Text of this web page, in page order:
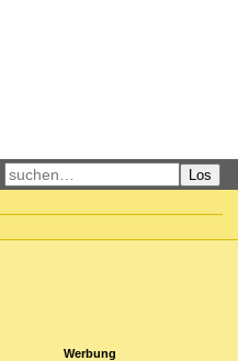
Los
Werbung